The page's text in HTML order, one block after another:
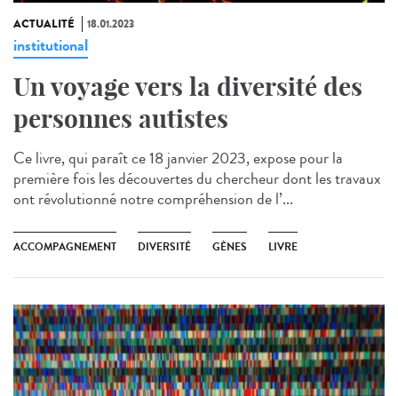
ACTUALITÉ 18.01.2023
institutional
Un voyage vers la diversité des
personnes autistes
Ce livre, qui paraît ce 18 janvier 2023, expose pour la
première fois les découvertes du chercheur dont les travaux
ont révolutionné notre compréhension de l’...
ACCOMPAGNEMENT DIVERSITÉ GÈNES LIVRE